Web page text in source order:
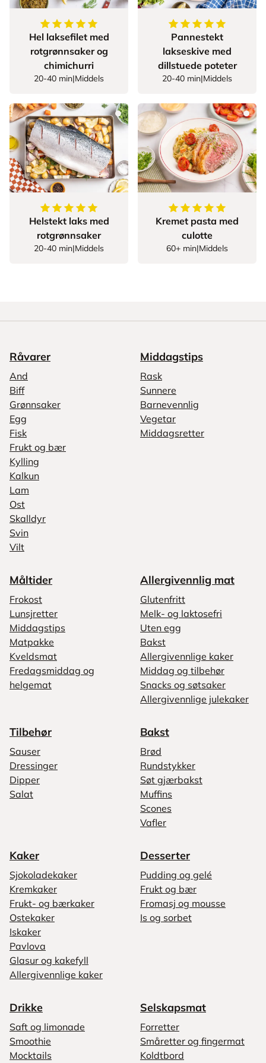
5av5stjerner
Hel laksefilet med
rotgrønnsaker og
chimichurri
20-40 min|Middels
5av5stjerner
Pannestekt
lakseskive med
dillstuede poteter
20-40 min|Middels
5av5stjerner
Helstekt laks med
rotgrønnsaker
20-40 min|Middels
5av5stjerner
Kremet pasta med
culotte
60+ min|Middels
Råvarer
And
Biff
Grønnsaker
Egg
Fisk
Frukt og bær
Kylling
Kalkun
Lam
Ost
Skalldyr
Svin
Vilt
Middagstips
Rask
Sunnere
Barnevennlig
Vegetar
Middagsretter
Måltider
Frokost
Lunsjretter
Middagstips
Matpakke
Kveldsmat
Fredagsmiddag og
helgemat
Allergivennlig mat
Glutenfritt
Melk- og laktosefri
Uten egg
Bakst
Allergivennlige kaker
Middag og tilbehør
Snacks og søtsaker
Allergivennlige julekaker
Tilbehør
Sauser
Dressinger
Dipper
Salat
Bakst
Brød
Rundstykker
Søt gjærbakst
Muffins
Scones
Vafler
Kaker
Sjokoladekaker
Kremkaker
Frukt- og bærkaker
Ostekaker
Iskaker
Pavlova
Glasur og kakefyll
Allergivennlige kaker
Desserter
Pudding og gelé
Frukt og bær
Fromasj og mousse
Is og sorbet
Drikke
Saft og limonade
Smoothie
Mocktails
Selskapsmat
Forretter
Småretter og fingermat
Koldtbord